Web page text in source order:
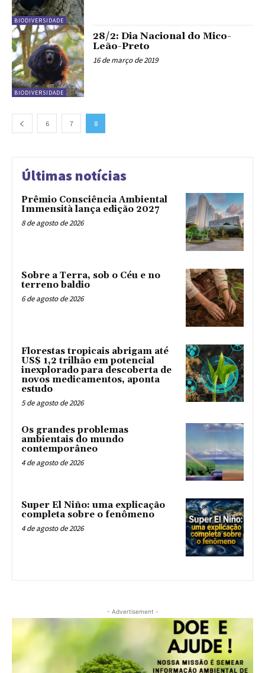
BIODIVERSIDADE
BIODIVERSIDADE
28/2: Dia Nacional do Mico-
Leão-Preto
16 de março de 2019
6 7 8
Últimas notícias
Prêmio Consciência Ambiental
Immensità lança edição 2027
8 de agosto de 2026
Sobre a Terra, sob o Céu e no
terreno baldio
6 de agosto de 2026
Florestas tropicais abrigam até
US$ 1,2 trilhão em potencial
inexplorado para descoberta de
novos medicamentos, aponta
estudo
5 de agosto de 2026
Os grandes problemas
ambientais do mundo
contemporâneo
4 de agosto de 2026
Super El Niño: uma explicação
completa sobre o fenômeno
4 de agosto de 2026
- Advertisement -